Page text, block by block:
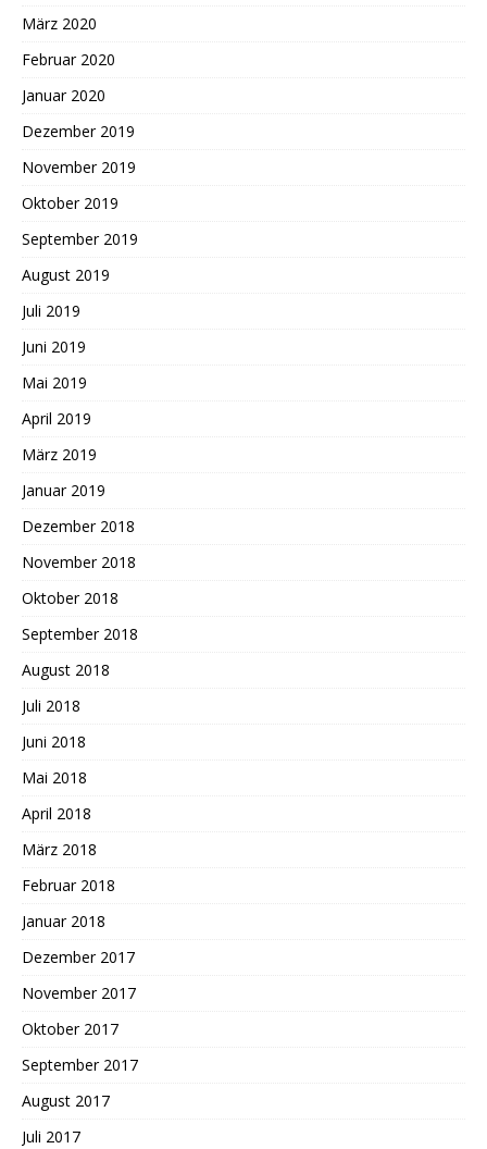
März 2020
Februar 2020
Januar 2020
Dezember 2019
November 2019
Oktober 2019
September 2019
August 2019
Juli 2019
Juni 2019
Mai 2019
April 2019
März 2019
Januar 2019
Dezember 2018
November 2018
Oktober 2018
September 2018
August 2018
Juli 2018
Juni 2018
Mai 2018
April 2018
März 2018
Februar 2018
Januar 2018
Dezember 2017
November 2017
Oktober 2017
September 2017
August 2017
Juli 2017